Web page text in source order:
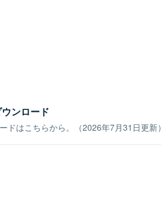
ンロード
ドはこちらから。（2026年7月31日更新）